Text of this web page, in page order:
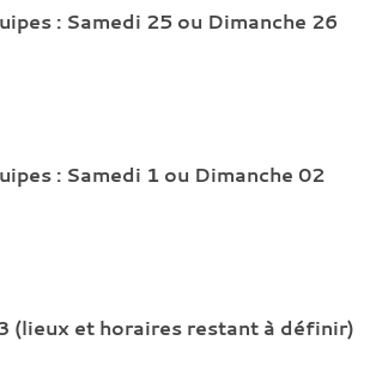
: Samedi 25 ou Dimanche 26
: Samedi 1 ou Dimanche 02
(lieux et horaires restant à définir)